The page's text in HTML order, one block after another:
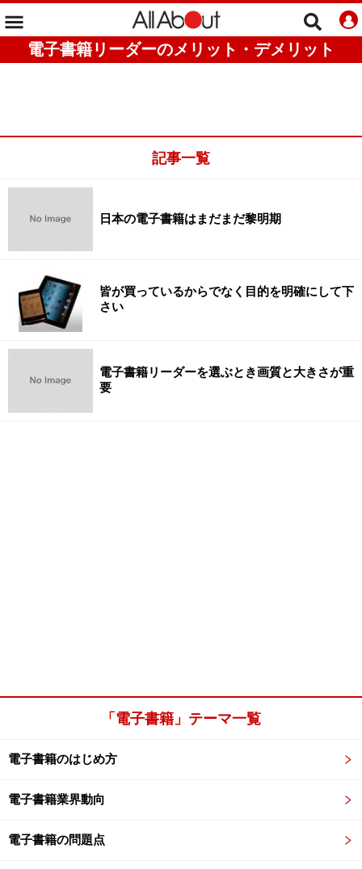
電子書籍リーダーのメリット・デメリット
記事一覧
日本の電子書籍はまだまだ黎明期
皆が買っているからでなく目的を明確にして下
さい
電子書籍リーダーを選ぶとき画質と大きさが重
要
「電子書籍」テーマ一覧
電子書籍のはじめ方
電子書籍業界動向
電子書籍の問題点